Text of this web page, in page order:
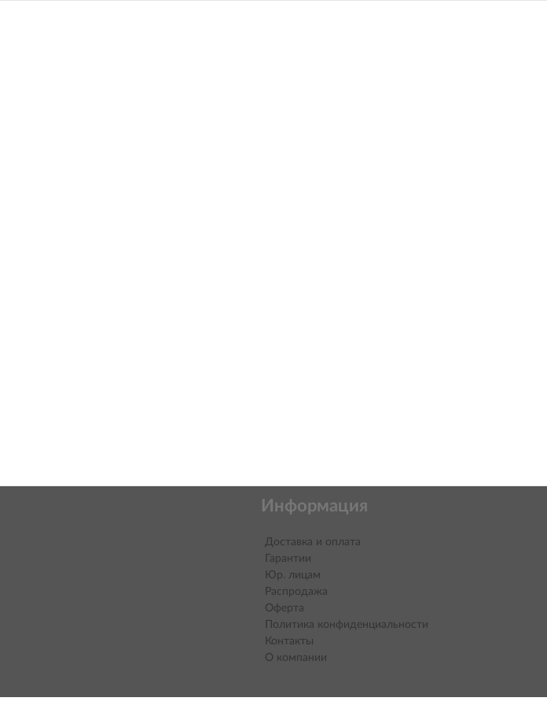
Информация
Доставка и оплата
Гарантии
Юр. лицам
Распродажа
Оферта
Политика конфиденциальности
Контакты
О компании